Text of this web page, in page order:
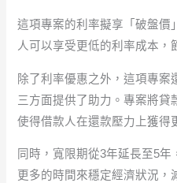
這項專案的利率擬享「破盤價
人可以享受更低的利率成本，
除了利率優惠之外，這項專案
三方面提供了助力。專案將貸
使得借款人在還款壓力上獲得
同時，寬限期從3年延長至5
更多的時間來穩定經濟狀況，